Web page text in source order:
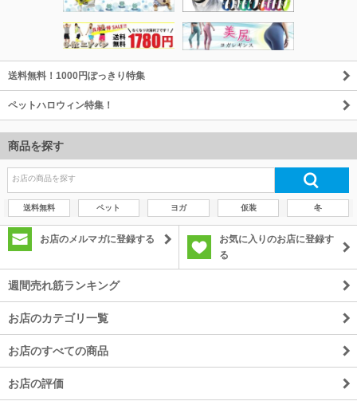
送料無料！1000円ぽっきり特集
ペットハロウィン特集！
商品を探す
送料無料 ペット ヨガ 仮装 冬
お店のメルマガに登録する
お気に入りのお店に登録す
る
週間売れ筋ランキング
お店のカテゴリ一覧
お店のすべての商品
お店の評価